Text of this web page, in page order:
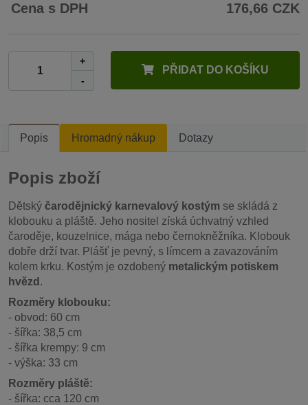
Cena s DPH 176,66 CZK
+
-
PŘIDAT DO KOŠÍKU
Popis Hromadný nákup Dotazy
Popis zboží
Dětský čarodějnický karnevalový kostým se skládá z
klobouku a pláště. Jeho nositel získá úchvatný vzhled
čaroděje, kouzelnice, mága nebo černokněžníka. Klobouk
dobře drží tvar. Plášť je pevný, s límcem a zavazováním
kolem krku. Kostým je ozdobený metalickým potiskem
hvězd .
Rozměry klobouku:
- obvod: 60 cm
- šířka: 38,5 cm
- šířka krempy: 9 cm
- výška: 33 cm
Rozměry pláště:
- šířka: cca 120 cm